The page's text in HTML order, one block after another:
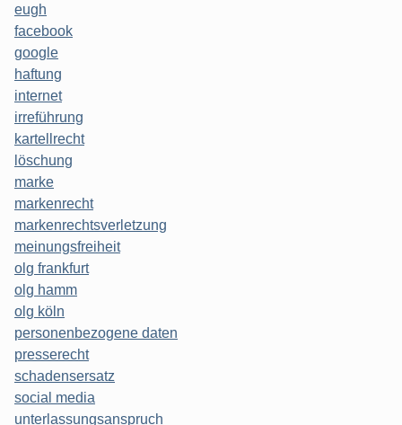
eugh
facebook
google
haftung
internet
irreführung
kartellrecht
löschung
marke
markenrecht
markenrechtsverletzung
meinungsfreiheit
olg frankfurt
olg hamm
olg köln
personenbezogene daten
presserecht
schadensersatz
social media
unterlassungsanspruch